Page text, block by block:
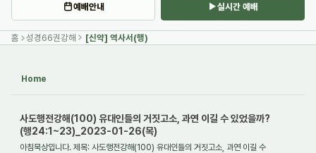
예배안내 실시간 예배
홈 성경66권강해 [신약] 역사서(행)
Home
사도행전강해(100) 유대인들의 거짓고소, 과연 이길 수 있었을까?
(행24:1~23)_2023-01-26(목)
아침묵상입니다. 제목: 사도행전강해(100) 유대인들의 거짓고소, 과연 이길 수
Sketchbook5, 스케치북5